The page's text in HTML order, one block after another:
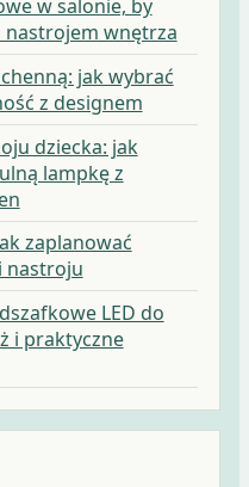
w salonie, by
nastrojem wnętrza
jak wybrać
z designem
dziecka: jak
lampkę z
zaplanować
nastroju
LED do
i praktyczne